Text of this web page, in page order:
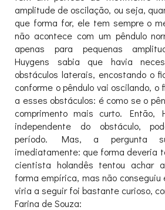
amplitude de oscilação, ou seja,
que forma for, ele tem sempre o
não acontece com um pêndulo
apenas para pequenas
Huygens sabia que havia
obstáculos laterais, encostando o
conforme o pêndulo vai oscilando, o
a esses obstáculos: é como se o
comprimento mais curto. Então,
independente do obstáculo,
período. Mas, a pergunta
imediatamente: que forma deveria
cientista holandês tentou achar
forma empírica, mas não conseguiu
viria a seguir foi bastante curioso,
Farina de Souza: